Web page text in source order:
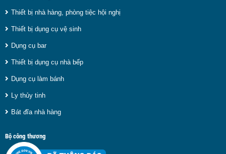
Thiết bị nhà hàng, phòng tiệc hội nghị
Thiết bị dụng cụ vệ sinh
Dụng cụ bar
Thiết bị dụng cụ nhà bếp
Dụng cụ làm bánh
Ly thủy tinh
Bát đĩa nhà hàng
Bộ công thương